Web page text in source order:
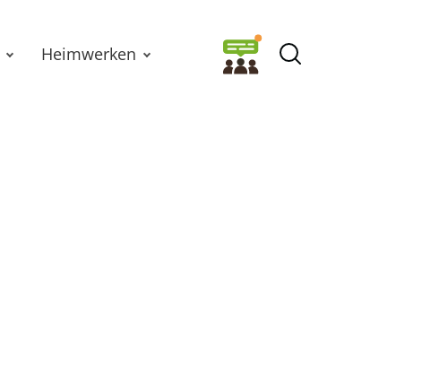
Heimwerken